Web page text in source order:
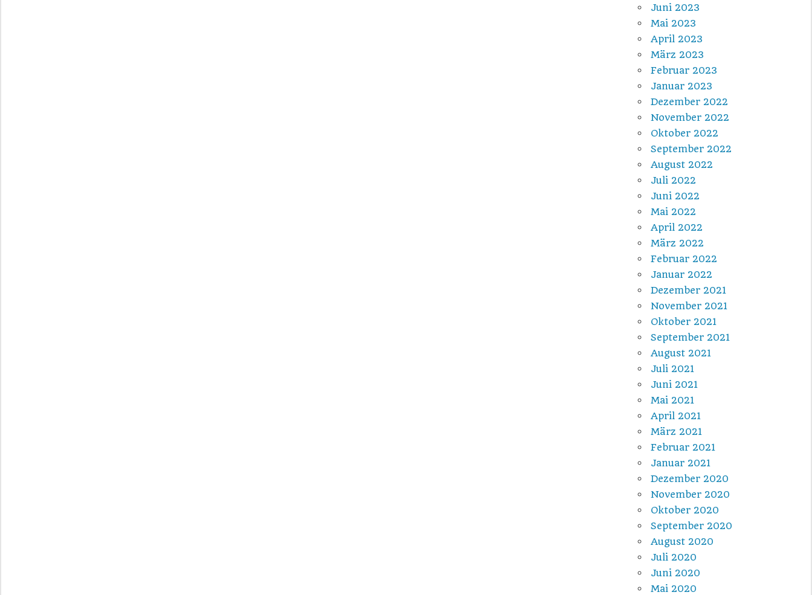
Juni 2023
Mai 2023
April 2023
März 2023
Februar 2023
Januar 2023
Dezember 2022
November 2022
Oktober 2022
September 2022
August 2022
Juli 2022
Juni 2022
Mai 2022
April 2022
März 2022
Februar 2022
Januar 2022
Dezember 2021
November 2021
Oktober 2021
September 2021
August 2021
Juli 2021
Juni 2021
Mai 2021
April 2021
März 2021
Februar 2021
Januar 2021
Dezember 2020
November 2020
Oktober 2020
September 2020
August 2020
Juli 2020
Juni 2020
Mai 2020